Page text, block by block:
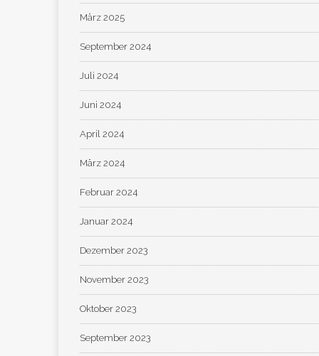
März 2025
September 2024
Juli 2024
Juni 2024
April 2024
März 2024
Februar 2024
Januar 2024
Dezember 2023
November 2023
Oktober 2023
September 2023